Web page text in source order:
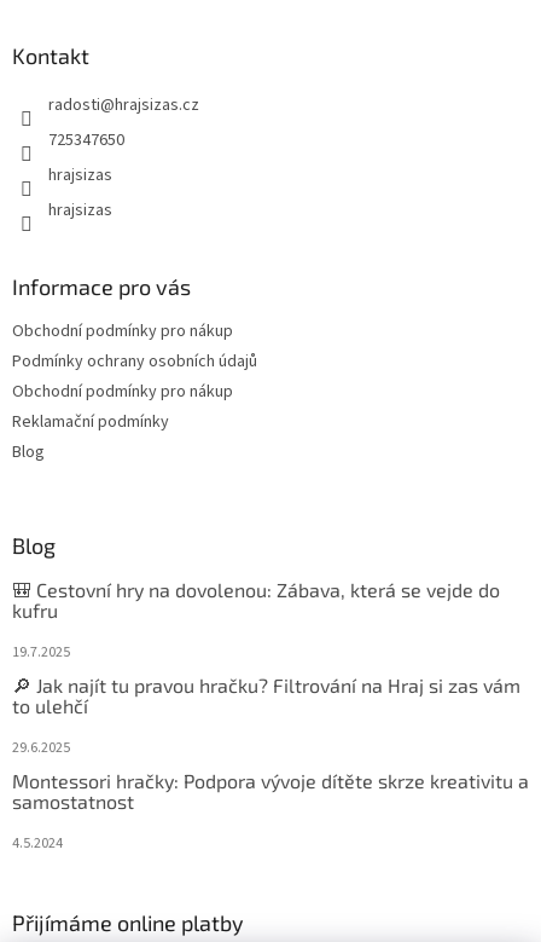
Kontakt
radosti@hrajsizas.cz
725347650
hrajsizas
hrajsizas
Informace pro vás
Obchodní podmínky pro nákup
Podmínky ochrany osobních údajů
Obchodní podmínky pro nákup
Reklamační podmínky
Blog
Blog
🎒 Cestovní hry na dovolenou: Zábava, která se vejde do
kufru
19.7.2025
🔎 Jak najít tu pravou hračku? Filtrování na Hraj si zas vám
to ulehčí
29.6.2025
Montessori hračky: Podpora vývoje dítěte skrze kreativitu a
samostatnost
4.5.2024
Přijímáme online platby